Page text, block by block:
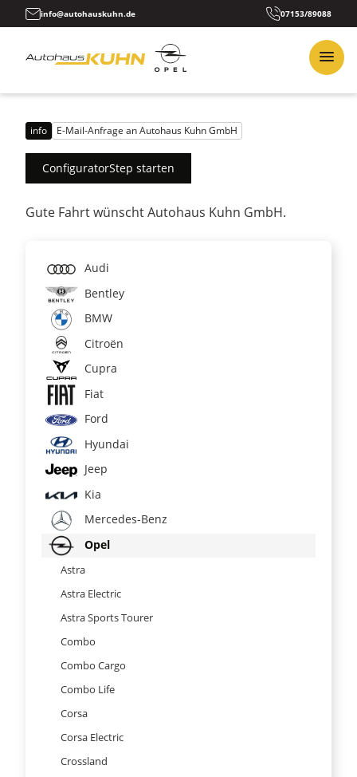
info@autohauskuhn.de 07153/89088
info E-Mail-Anfrage an Autohaus Kuhn GmbH
ConfiguratorStep starten
Gute Fahrt wünscht Autohaus Kuhn GmbH.
Audi
Bentley
BMW
Citroën
Cupra
Fiat
Ford
Hyundai
Jeep
Kia
Mercedes-Benz
Opel
Astra
Astra Electric
Astra Sports Tourer
Combo
Combo Cargo
Combo Life
Corsa
Corsa Electric
Crossland